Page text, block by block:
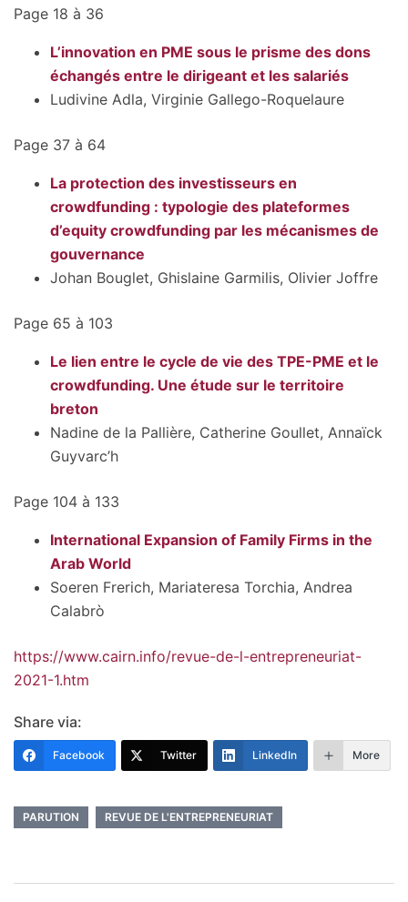
Page 18 à 36
L’innovation en PME sous le prisme des dons
échangés entre le dirigeant et les salariés
Ludivine Adla, Virginie Gallego-Roquelaure
Page 37 à 64
La protection des investisseurs en
crowdfunding : typologie des plateformes
d’equity crowdfunding par les mécanismes de
gouvernance
Johan Bouglet, Ghislaine Garmilis, Olivier Joffre
Page 65 à 103
Le lien entre le cycle de vie des TPE-PME et le
crowdfunding. Une étude sur le territoire
breton
Nadine de la Pallière, Catherine Goullet, Annaïck
Guyvarc’h
Page 104 à 133
International Expansion of Family Firms in the
Arab World
Soeren Frerich, Mariateresa Torchia, Andrea
Calabrò
https://www.cairn.info/revue-de-l-entrepreneuriat-
2021-1.htm
Share via:
Facebook Twitter LinkedIn More
PARUTION REVUE DE L'ENTREPRENEURIAT